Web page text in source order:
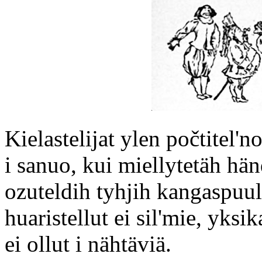
Kielastelijat ylen
i sanuo, kui miellytetäh
ozuteldih tyhjih
huaristellut ei sil'mie,
ei ollut i nähtäviä.